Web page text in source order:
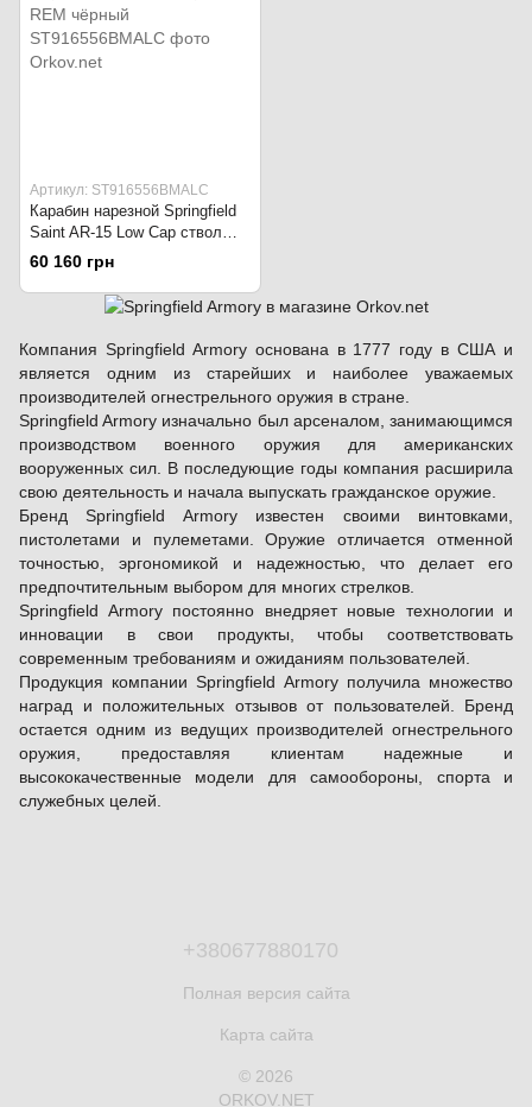
Артикул: ST916556BMALC
Карабин нарезной Springfield
Saint AR-15 Low Cap ствол
16'', калибр 223 REM чёрный
60 160 грн
Компания Springfield Armory основана в 1777 году в США и
является одним из старейших и наиболее уважаемых
производителей огнестрельного оружия в стране.
Springfield Armory изначально был арсеналом, занимающимся
производством военного оружия для американских
вооруженных сил. В последующие годы компания расширила
свою деятельность и начала выпускать гражданское оружие.
Бренд Springfield Armory известен своими винтовками,
пистолетами и пулеметами. Оружие отличается отменной
точностью, эргономикой и надежностью, что делает его
предпочтительным выбором для многих стрелков.
Springfield Armory постоянно внедряет новые технологии и
инновации в свои продукты, чтобы соответствовать
современным требованиям и ожиданиям пользователей.
Продукция компании Springfield Armory получила множество
наград и положительных отзывов от пользователей. Бренд
остается одним из ведущих производителей огнестрельного
оружия, предоставляя клиентам надежные и
высококачественные модели для самообороны, спорта и
служебных целей.
+380677880170
Полная версия сайта
Карта сайта
© 2026
ORKOV.NET